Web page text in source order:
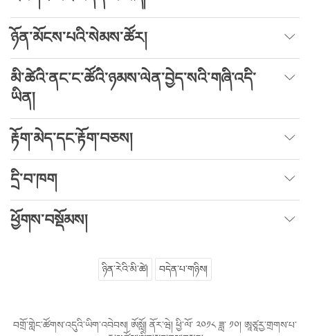
ཉོན་མོངས་པའི་སེམས་ཚོར།
མི་ཚེའི་ནང་ང་ཚོའི་ཉམས་ལེན་བྱེད་སའི་གཞི་འདི་
ཡིན།
རྟོག་མེད་དང་རྟོག་བཅས།
དྲི་བ་ཁག
ཕྱོགས་བསྡོམས།
ཉིན་རེའི་མི་ཚེ། བདེན་པ་གཉིས།
བགྲོ་གླེང་ཚོགས་འདུའི་ཡིག་འབེབས། ཨོསློ། ནོར་ཝེ། ཕྱི་ལོ་ ༢༠༡༨ ཟླ་ ༡༠། ཨཱཙཱརྱ་གྲགས་པ་